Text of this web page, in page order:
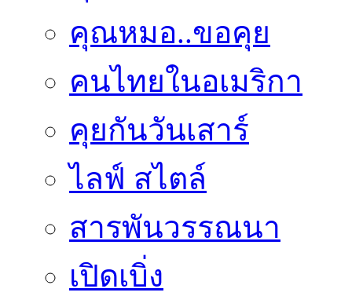
คุณหมอ..ขอคุย
คนไทยในอเมริกา
คุยกันวันเสาร์
ไลฟ์ สไตล์
สารพันวรรณนา
เปิดเบิ่ง